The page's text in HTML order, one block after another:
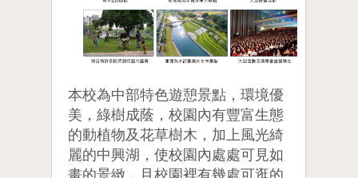
本校為中部特色遊憩景點，環境優
美，綠樹成蔭，校園內有豐富生態
的動植物及花草樹木，加上風光綺
麗的中興湖，使校園內處處可見如